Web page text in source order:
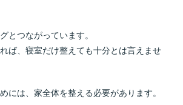
とつながっています。
ば、寝室だけ整えても十分とは言えませ
には、家全体を整える必要があります。